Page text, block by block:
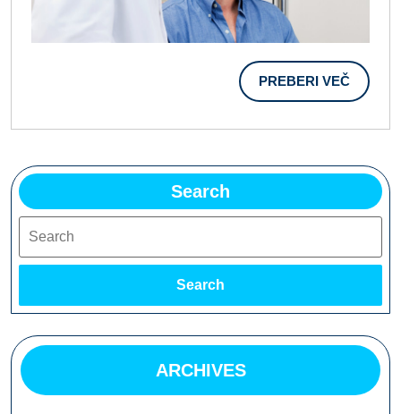
PREBERI VEČ
VEČ
Search
Search
ARCHIVES